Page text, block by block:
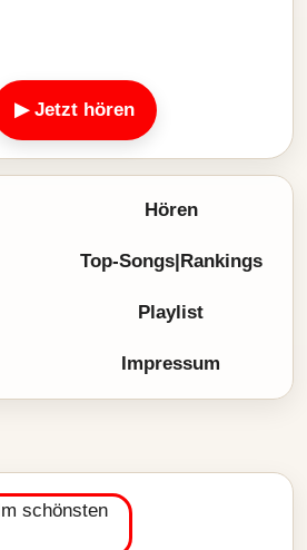
▶ Jetzt hören
Hören
Top-Songs|Rankings
Playlist
Impressum